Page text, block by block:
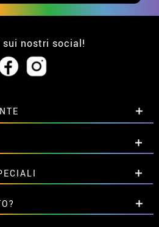
nostri social!